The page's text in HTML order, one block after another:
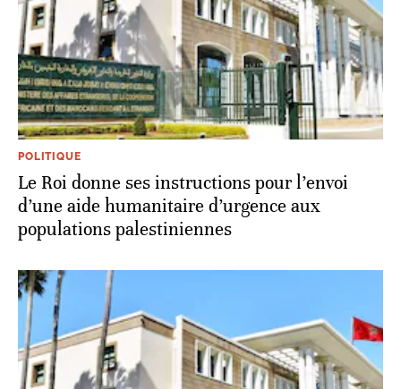
POLITIQUE
Le Roi donne ses instructions pour l’envoi
d’une aide humanitaire d’urgence aux
populations palestiniennes